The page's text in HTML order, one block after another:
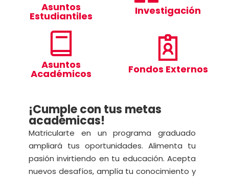
Asuntos
Estudiantiles Investigación
Asuntos
Académicos Fondos Externos
¡Cumple con tus metas
académicas!
Matricularte en un programa graduado
ampliará tus oportunidades. Alimenta tu
pasión invirtiendo en tu educación. Acepta
nuevos desafíos, amplía tu conocimiento y